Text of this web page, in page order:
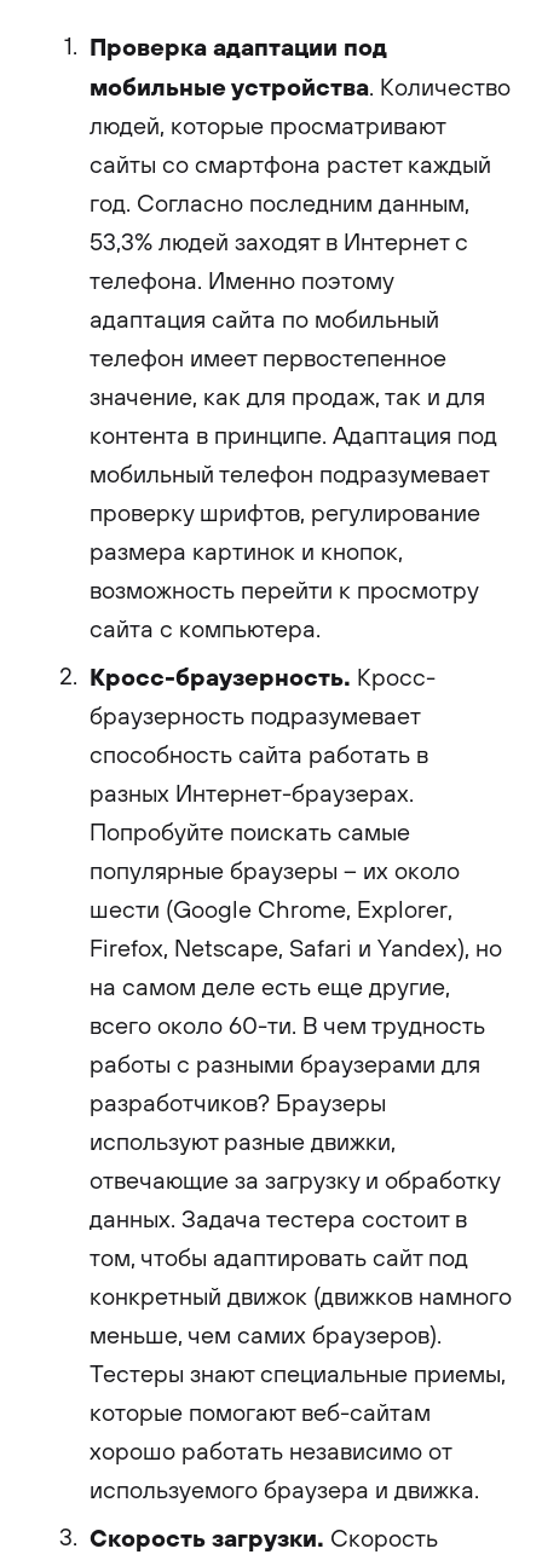
Проверка адаптации под
мобильные устройства. Количество
людей, которые просматривают
сайты со смартфона растет каждый
год. Согласно последним данным,
53,3% людей заходят в Интернет с
телефона. Именно поэтому
адаптация сайта по мобильный
телефон имеет первостепенное
значение, как для продаж, так и для
контента в принципе. Адаптация под
мобильный телефон подразумевает
проверку шрифтов, регулирование
размера картинок и кнопок,
возможность перейти к просмотру
сайта с компьютера.
Кросс-браузерность. Кросс-
браузерность подразумевает
способность сайта работать в
разных Интернет-браузерах.
Попробуйте поискать самые
популярные браузеры – их около
шести (Google Chrome, Explorer,
Firefox, Netscape, Safari и Yandex), но
на самом деле есть еще другие,
всего около 60-ти. В чем трудность
работы с разными браузерами для
разработчиков? Браузеры
используют разные движки,
отвечающие за загрузку и обработку
данных. Задача тестера состоит в
том, чтобы адаптировать сайт под
конкретный движок (движков намного
меньше, чем самих браузеров).
Тестеры знают специальные приемы,
которые помогают веб-сайтам
хорошо работать независимо от
используемого браузера и движка.
Скорость загрузки. Скорость